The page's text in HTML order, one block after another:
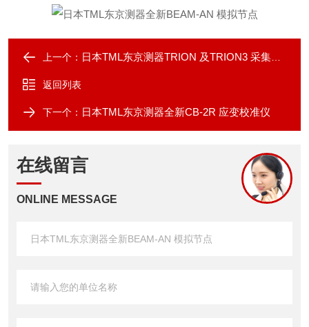
上一个： 日本TML东京测器TRION 及TRION3 采集板卡
返回列表
下一个： 日本TML东京测器全新CB-2R 应变校准仪
在线留言
ONLINE MESSAGE